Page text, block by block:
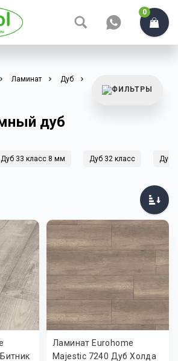
0
Ламинат
Дуб
дуб
Дуб 33 класс 8 мм Дуб 32 класс Дуб
Ламинат Eurohome
Majestic 7240 Дуб Холда